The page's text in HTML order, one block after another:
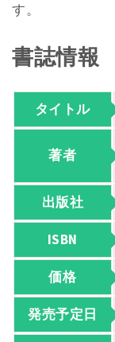
す。
書誌情報
タイトル
著者
出版社
ISBN
価格
発売予定日